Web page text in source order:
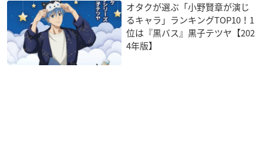
オタクが選ぶ「小野賢章が演じ
るキャラ」ランキングTOP10！1
位は『黒バス』黒子テツヤ【202
4年版】